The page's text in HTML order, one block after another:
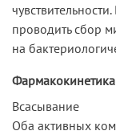
проводить сбор
на
Фармакокинетика
Всасывание
Оба активных